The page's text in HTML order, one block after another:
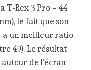
T-Rex 3 Pro – 44
le fait que son
a un meilleur ratio
49). Le résultat
autour de l’écran